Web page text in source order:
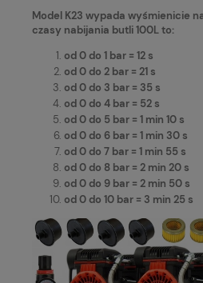
Model K23 wypada wyśmienicie
czasy nabijania butli 100L to:
od 0 do 1 bar = 12 s
od 0 do 2 bar = 21 s
od 0 do 3 bar = 35 s
od 0 do 4 bar = 52 s
od 0 do 5 bar = 1 min 10 s
od 0 do 6 bar = 1 min 30 s
od 0 do 7 bar = 1 min 55 s
od 0 do 8 bar = 2 min 20 s
od 0 do 9 bar = 2 min 50 s
od 0 do 10 bar = 3 min 25 s